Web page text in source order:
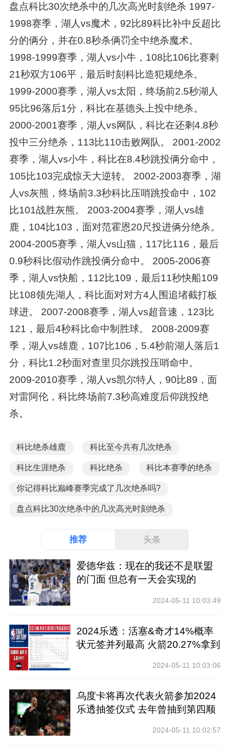
盘点科比30次绝杀中的几次高光时刻绝杀 1997-
1998赛季，湖人vs魔术，92比89科比补中反超比
分的俩分，并在0.8秒杀俩罚全中绝杀魔术。
1998-1999赛季，湖人vs小牛，108比106比赛剩
21秒双方106平，最后时刻科比造犯规绝杀。
1999-2000赛季，湖人vs太阳，终场前2.5秒湖人
95比96落后1分，科比在基德头上投中绝杀。
2000-2001赛季，湖人vs网队，科比在还剩4.8秒
投中三分绝杀，113比110击败网队。 2001-2002
赛季，湖人vs小牛，科比在8.4秒跳投俩分命中，
105比103完成惊天大逆转。 2002-2003赛季，湖
人vs灰熊，终场前3.3秒科比压哨跳投命中，102
比101战胜灰熊。 2003-2004赛季，湖人vs雄
鹿，104比103，面对范霍恩20尺投进俩分绝杀。
2004-2005赛季，湖人vs山猫，117比116，最后
0.9秒科比假动作跳投俩分命中。 2005-2006赛
季，湖人vs快船，112比109，最后11秒快船109
比108领先湖人，科比面对对方4人围追堵截打板
球进。 2007-2008赛季，湖人vs超音速，123比
121，最后4秒科比命中制胜球。 2008-2009赛
季，湖人vs雄鹿，107比106，5.4秒前湖人落后1
分，科比1.2秒面对查里贝尔跳投压哨命中。
2009-2010赛季，湖人vs凯尔特人，90比89，面
对雷阿伦，科比终场前7.3秒高难度后仰跳投绝
杀。
科比绝杀雄鹿 科比至今共有几次绝杀
科比生涯绝杀 科比绝杀 科比本赛季的绝杀
你记得科比巅峰赛季完成了几次绝杀吗?
盘点科比30次绝杀中的几次高光时刻绝杀
推荐 头条
爱德华兹：现在的我还不是联盟
的门面 但总有一天会实现的
2024-05-11 10:03:49
2024乐透：活塞&奇才14%概率
状元签并列最高 火箭20.27%拿到
2024-05-11 10:03:06
乌度卡将再次代表火箭参加2024
乐透抽签仪式 去年曾抽到第四顺
2024-05-11 10:02:57